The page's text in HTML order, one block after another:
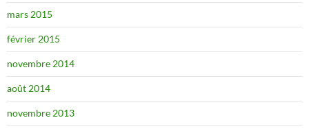
mars 2015
février 2015
novembre 2014
août 2014
novembre 2013